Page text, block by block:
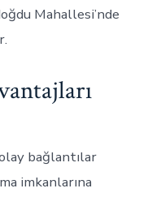
Mahallesi’nde
bağlantılar
imkanlarına